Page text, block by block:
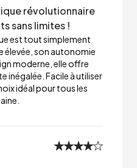
révolutionnaire
sans limites !
est tout simplement
élevée, son autonomie
moderne, elle offre
inégalée. Facile à utiliser
idéal pour tous les